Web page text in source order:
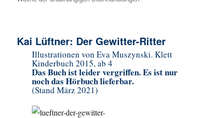
Kai Lüftner: Der Gewitter-Ritter
Illustrationen von Eva Muszynski. Klett
Kinderbuch 2015, ab 4
Das Buch ist leider vergriffen. Es ist nur
noch das Hörbuch lieferbar.
(Stand März 2021)